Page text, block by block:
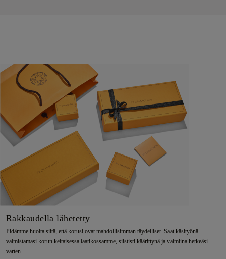
Rakkaudella lähetetty
Pidämme huolta siitä, että korusi ovat mahdollisimman täydelliset. Saat käsityönä
valmistamasi korun keltaisessa laatikossamme, siististi käärittynä ja valmiina hetkeäsi
varten.